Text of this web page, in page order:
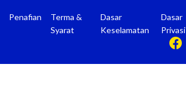
Penafian
Terma &
Syarat
Dasar
Keselamatan
Dasar
Privasi